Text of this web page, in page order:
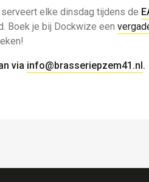
elke dinsdag tijdens de
Boek je bij Dockwize een
via info@brasseriepzem41.nl.